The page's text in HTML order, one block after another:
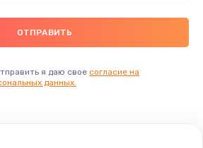
Заказать
я даю свое согласие на
данных.